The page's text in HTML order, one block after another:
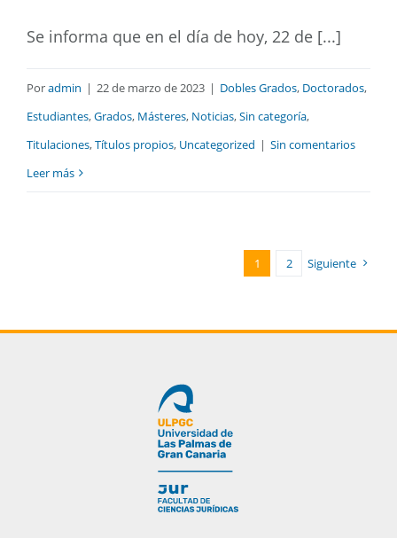
Se informa que en el día de hoy, 22 de [...]
Poradmin | 22 de marzo de 2023 | Dobles Grados, Doctorados,
Estudiantes,Grados, Másteres, Noticias,Sin categoría,
Titulaciones,Títulos propios, Uncategorized | Sin comentarios
Leer más
1 2 Siguiente